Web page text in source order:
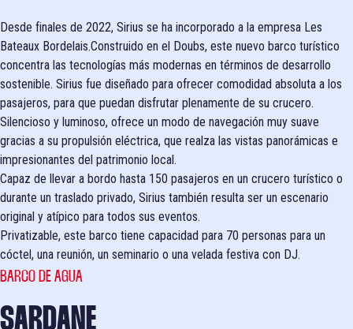
Desde finales de 2022, Sirius se ha incorporado a la empresa Les
Bateaux Bordelais.Construido en el Doubs, este nuevo barco turístico
concentra las tecnologías más modernas en términos de desarrollo
sostenible. Sirius fue diseñado para ofrecer comodidad absoluta a los
pasajeros, para que puedan disfrutar plenamente de su crucero.
Silencioso y luminoso, ofrece un modo de navegación muy suave
gracias a su propulsión eléctrica, que realza las vistas panorámicas e
impresionantes del patrimonio local.
Capaz de llevar a bordo hasta 150 pasajeros en un crucero turístico o
durante un traslado privado, Sirius también resulta ser un escenario
original y atípico para todos sus eventos.
Privatizable, este barco tiene capacidad para 70 personas para un
cóctel, una reunión, un seminario o una velada festiva con DJ.
BARCO DE AGUA
SARDANE